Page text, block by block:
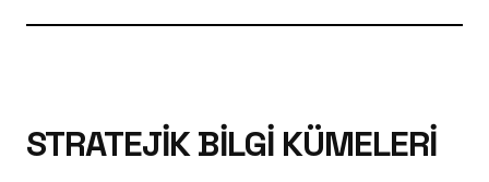
STRATEJIK BILGI KÜMELERI